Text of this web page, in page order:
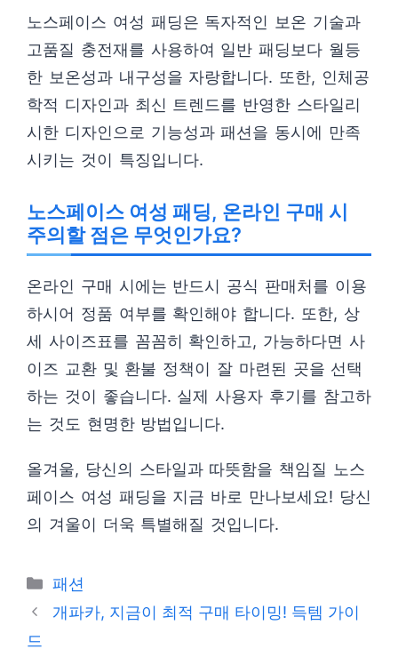
노스페이스 여성 패딩은 독자적인 보온 기술과
고품질 충전재를 사용하여 일반 패딩보다 월등
한 보온성과 내구성을 자랑합니다. 또한, 인체공
학적 디자인과 최신 트렌드를 반영한 스타일리
시한 디자인으로 기능성과 패션을 동시에 만족
시키는 것이 특징입니다.
노스페이스 여성 패딩, 온라인 구매 시
주의할 점은 무엇인가요?
온라인 구매 시에는 반드시 공식 판매처를 이용
하시어 정품 여부를 확인해야 합니다. 또한, 상
세 사이즈표를 꼼꼼히 확인하고, 가능하다면 사
이즈 교환 및 환불 정책이 잘 마련된 곳을 선택
하는 것이 좋습니다. 실제 사용자 후기를 참고하
는 것도 현명한 방법입니다.
올겨울, 당신의 스타일과 따뜻함을 책임질 노스
페이스 여성 패딩을 지금 바로 만나보세요! 당신
의 겨울이 더욱 특별해질 것입니다.
카
테
패션
개파카, 지금이 최적 구매 타이밍! 득템 가이
드